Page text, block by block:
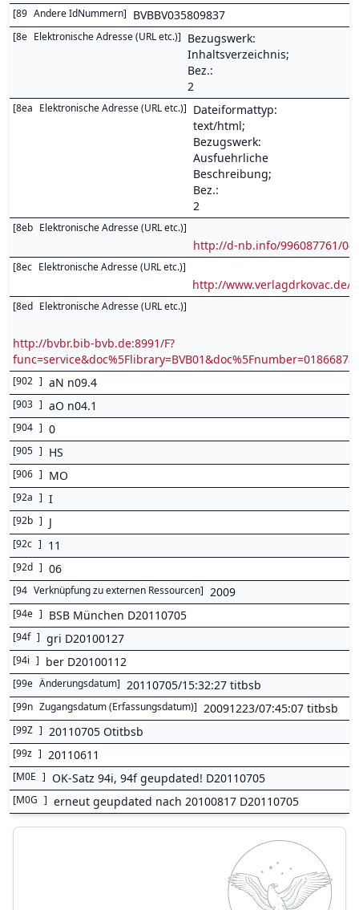
[89 Andere IdNummern] BVBBV035809837
[8e Elektronische Adresse (URL etc.)] Bezugswerk:
Inhaltsverzeichnis;
Bez.:
2
[8ea Elektronische Adresse (URL etc.)] Dateiformattyp:
text/html;
Bezugswerk:
Ausfuehrliche
Beschreibung;
Bez.:
2
[8eb Elektronische Adresse (URL etc.)]
http://d-nb.info/996087761/04
[8ec Elektronische Adresse (URL etc.)]
http://www.verlagdrkovac.de/
[8ed Elektronische Adresse (URL etc.)]
http://bvbr.bib-bvb.de:8991/F?
[902 ] aN n09.4
[903 ] aO n04.1
[904 ] 0
[905 ] HS
[906 ] MO
[92a ] I
[92b ] J
[92c ] 11
[92d ] 06
[94 Verknüpfung zu externen Ressourcen] 2009
[94e ] BSB München D20110705
[94f ] gri D20100127
[94i ] ber D20100112
[99e Änderungsdatum] 20110705/15:32:27 titbsb
[99n Zugangsdatum (Erfassungsdatum)] 20091223/07:45:07 titbsb
[99Z ] 20110705 Otitbsb
[99z ] 20110611
[M0E ] OK-Satz 94i, 94f geupdated! D20110705
[M0G ] erneut geupdated nach 20100817 D20110705